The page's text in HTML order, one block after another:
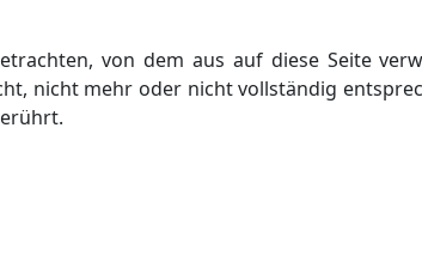
von dem aus auf diese Seite
nicht mehr oder nicht vollständig